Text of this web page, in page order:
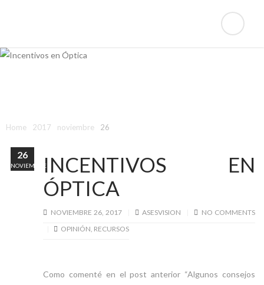
Home 2017 noviembre 26
INCENTIVOS EN
ÓPTICA
NOVIEMBRE 26, 2017 ASESVISION
NO COMMENTS
OPINIÓN, RECURSOS
Como comenté en el post anterior “Algunos consejos
26
NOVIEMBRE